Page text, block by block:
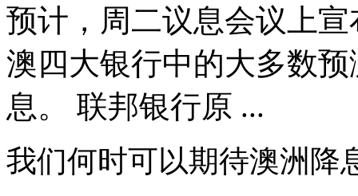
预计，周二议息会议上
澳四大银行中的大多数
息。 联邦银行原 ...
我们何时可以期待澳洲降